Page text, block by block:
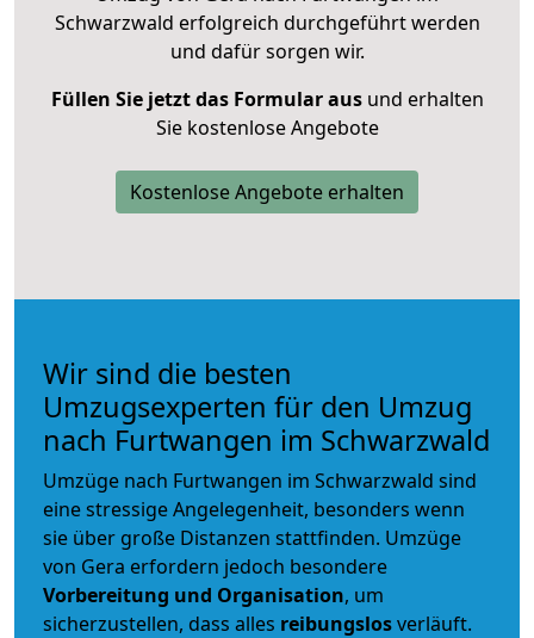
Schwarzwald erfolgreich durchgeführt werden
und dafür sorgen wir.
Füllen Sie jetzt das Formular ausund erhalten
Sie kostenlose Angebote
Kostenlose Angebote erhalten
Wir sind die besten
Umzugsexperten für den Umzug
nach Furtwangen im Schwarzwald
Umzüge nach Furtwangen im Schwarzwald sind
eine stressige Angelegenheit, besonders wenn
sie über große Distanzen stattfinden. Umzüge
von Gera erfordern jedoch besondere
Vorbereitung und Organisation, um
sicherzustellen, dass alles reibungslosverläuft.